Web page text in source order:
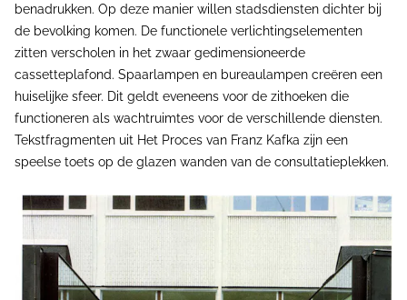
benadrukken. Op deze manier willen stadsdiensten dichter bij
de bevolking komen. De functionele verlichtingselementen
zitten verscholen in het zwaar gedimensioneerde
cassetteplafond. Spaarlampen en bureaulampen creëren een
huiselijke sfeer. Dit geldt eveneens voor de zithoeken die
functioneren als wachtruimtes voor de verschillende diensten.
Tekstfragmenten uit Het Proces van Franz Kafka zijn een
speelse toets op de glazen wanden van de consultatieplekken.